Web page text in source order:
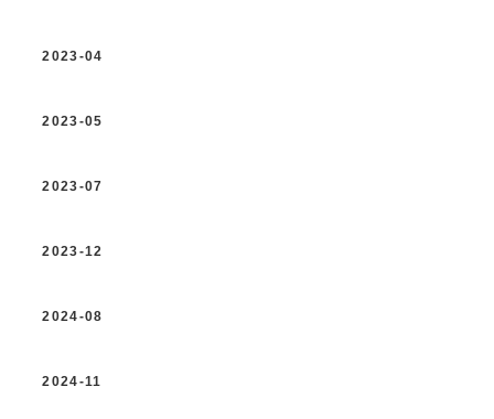
2023-04
2023-05
2023-07
2023-12
2024-08
2024-11